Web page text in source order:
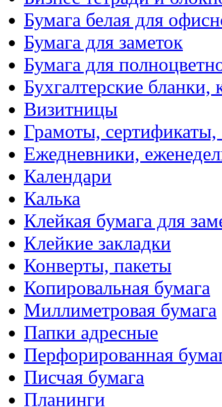
Бумага белая для
Бумага для заметок
Бумага для
Бухгалтерские бланки,
Визитницы
Грамоты,
Ежедневники,
Календари
Калька
Клейкая бумага для
Клейкие закладки
Конверты, пакеты
Копировальная бумага
Миллиметровая бумага
Папки адресные
Перфорированная
Писчая бумага
Планинги